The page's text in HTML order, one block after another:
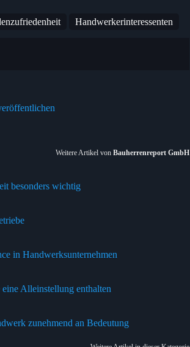
Handwerkerinteressenten
Weitere Artikel von Bauherrenreport GmbH
besonders wichtig
in Handwerksunternehmen
Alleinstellung enthalten
zunehmend an Bedeutung